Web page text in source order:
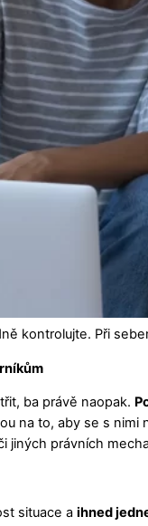
kontrolujte. Při
ba právě naopak.
na to, aby se s nimi
jiných právních
situace a ihned